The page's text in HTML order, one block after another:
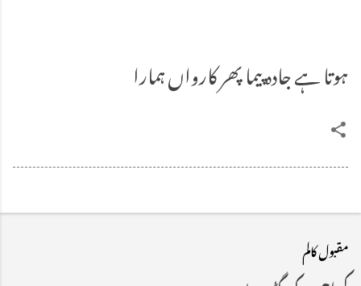
ہوتا ہے جادہ پیما پھر کارواں ہمارا
مقبول کالم